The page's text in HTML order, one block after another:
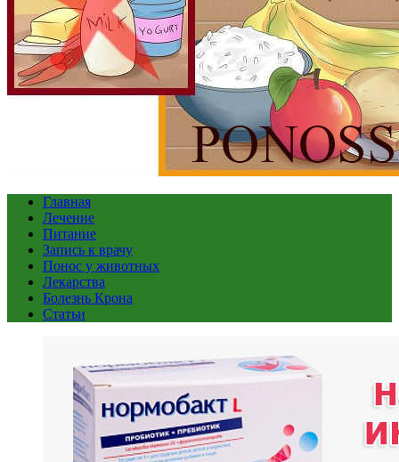
Главная
Лечение
Питание
Запись к врачу
Понос у животных
Лекарства
Болезнь Крона
Статьи